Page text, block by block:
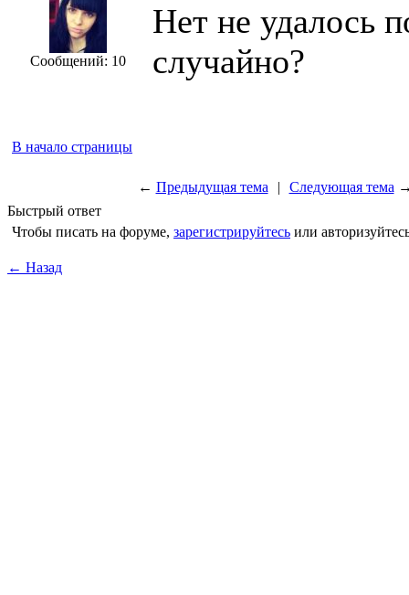
Сообщений: 10
Нет не удалось
случайно?
В начало страницы
← Предыдущая тема | Следующая тема
Быстрый ответ
Чтобы писать на форуме, зарегистрируйтесь или
← Назад